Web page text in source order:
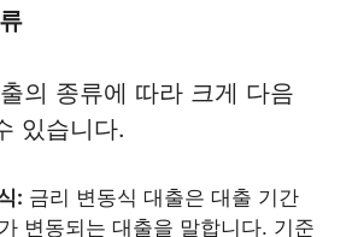
의 종류에 따라 크게 다음
있습니다.
: 금리 변동식 대출은 대출 기간
변동되는 대출을 말합니다. 기준